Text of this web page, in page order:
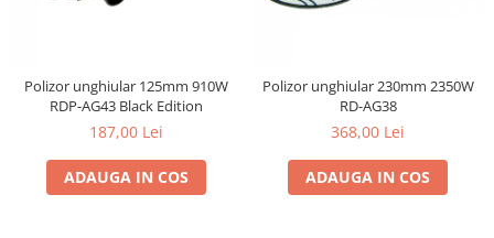
Polizor unghiular 125mm 910W
RDP-AG43 Black Edition
187,00 Lei
ADAUGA IN COS
Polizor unghiular 230mm 2350W
RD-AG38
368,00 Lei
ADAUGA IN COS